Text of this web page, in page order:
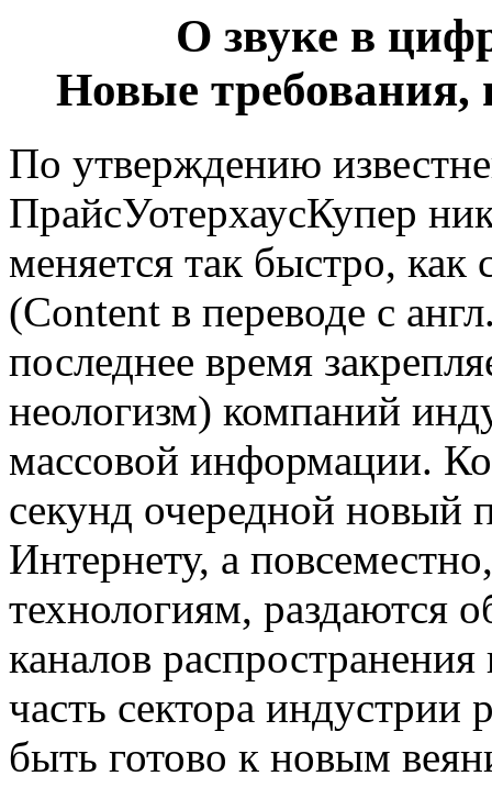
О звуке в
Новые требования,
По утверждению
ПрайсУотерхаусКупер
меняется так быстро, как
(Content в переводе с
последнее время
неологизм) компаний
массовой информации.
секунд очередной новый
Интернету, а
технологиям, раздаются
каналов распространения
часть сектора
быть готово к новым